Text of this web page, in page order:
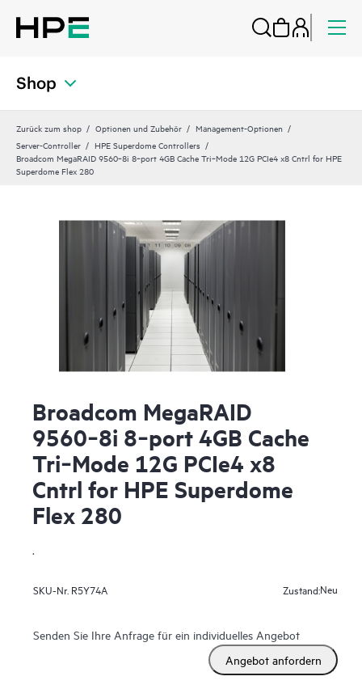
Shop
Zurück zum shop Optionen und Zubehör
Management-Optionen
Server-Controller
HPE Superdome Controllers
Broadcom MegaRAID 9560‑8i 8‑port 4GB Cache Tri‑Mode 12G PCIe4 x8 Cntrl for HPE
Superdome Flex 280
Broadcom MegaRAID
9560‑8i 8‑port 4GB Cache
Tri‑Mode 12G PCIe4 x8
Cntrl for HPE Superdome
Flex 280
.
SKU-Nr. R5Y74A Zustand:Neu
Senden Sie Ihre Anfrage für ein individuelles Angebot
Angebot anfordern